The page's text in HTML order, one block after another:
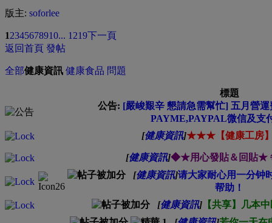
版主: soforlee
12345678910... 1219下一頁
返回首頁 發帖
全部健康資訊 健康食品 問題
標題
公告: [嚴峻艱辛 懇請急需幫忙] 五月營
PAYME,PAYPAL微信及支
[健康資訊]★★★【健康工房
[健康資訊]◆★用心發貼＆回貼★
[健康資訊]请大家耐心用一分钟
帮助！
[健康資訊]【共享】几本